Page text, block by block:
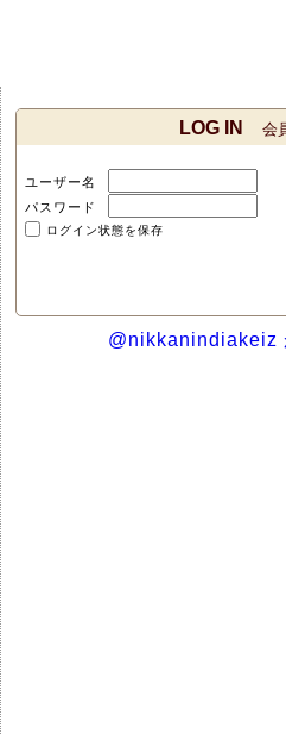
LOG IN 会
ユーザー名
パスワード
ログイン状態を保存
@nikkanindiakeiz